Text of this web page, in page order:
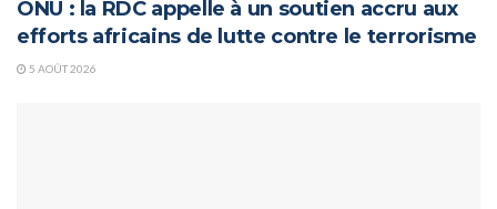
ONU : la RDC appelle à un soutien accru aux
efforts africains de lutte contre le terrorisme
5 AOÛT 2026